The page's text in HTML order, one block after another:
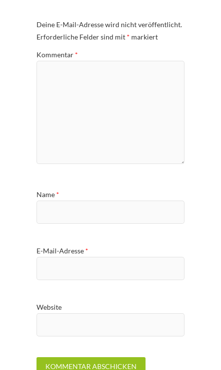
Deine E-Mail-Adresse wird nicht veröffentlicht.
Erforderliche Felder sind mit * markiert
Kommentar *
Name *
E-Mail-Adresse *
Website